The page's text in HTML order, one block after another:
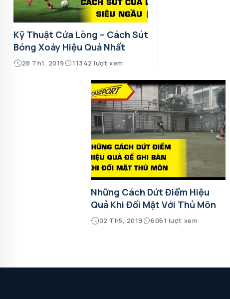
Kỹ Thuật Cứa Lòng – Cách Sút
Bóng Xoáy Hiệu Quả Nhất
28 Th1, 2019 11342 lượt xem
Những Cách Dứt Điểm Hiệu
Quả Khi Đối Mặt Với Thủ Môn
02 Th5, 2019 6061 lượt xem